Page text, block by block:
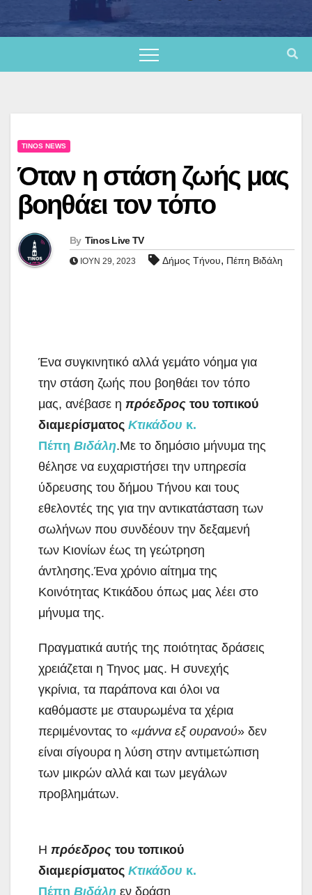
TINOS NEWS
Όταν η στάση ζωής μας
βοηθάει τον τόπο
By Tinos Live TV
ΙΟΎΝ 29, 2023 Δήμος Τήνου, Πέπη Βιδάλη
Ένα συγκινητικό αλλά γεμάτο νόημα για
την στάση ζωής που βοηθάει τον τόπο
μας, ανέβασε η πρόεδρος του τοπικού
διαμερίσματος Κτικάδου κ.
Πέπη Βιδάλη.Με το δημόσιο μήνυμα της
θέλησε να ευχαριστήσει την υπηρεσία
ύδρευσης του δήμου Τήνου και τους
εθελοντές της για την αντικατάσταση των
σωλήνων που συνδέουν την δεξαμενή
των Κιονίων έως τη γεώτρηση
άντλησης.Ένα χρόνιο αίτημα της
Κοινότητας Κτικάδου όπως μας λέει στο
μήνυμα της.
Πραγματικά αυτής της ποιότητας δράσεις
χρειάζεται η Τηνος μας. Η συνεχής
γκρίνια, τα παράπονα και όλοι να
καθόμαστε με σταυρωμένα τα χέρια
περιμένοντας το «μάννα εξ ουρανού» δεν
είναι σίγουρα η λύση στην αντιμετώπιση
των μικρών αλλά και των μεγάλων
προβλημάτων.
Η πρόεδρος του τοπικού
διαμερίσματος Κτικάδου κ.
Πέπη Βιδάλη εν δράση